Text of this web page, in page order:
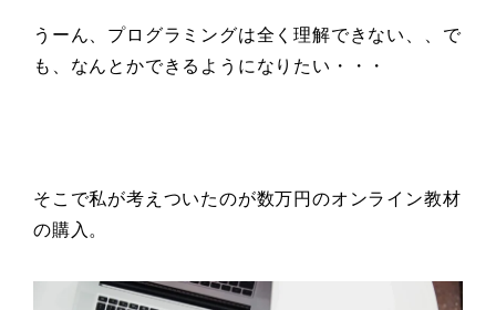
うーん、プログラミングは全く理解できない、、で
も、なんとかできるようになりたい・・・
そこで私が考えついたのが数万円のオンライン教材
の購入。